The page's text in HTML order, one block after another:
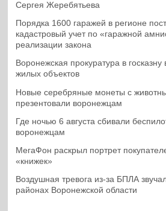
Сергея Жеребятьева
Порядка 1600 гаражей в регионе
кадастровый учет по «гаражной
реализации закона
Воронежская прокуратура в
жилых объектов
Новые серебряные монеты с
презентовали воронежцам
Где ночью 6 августа сбивали
воронежцам
МегаФон раскрыл портрет
«книжек»
Воздушная тревога из-за БПЛА
районах Воронежской области